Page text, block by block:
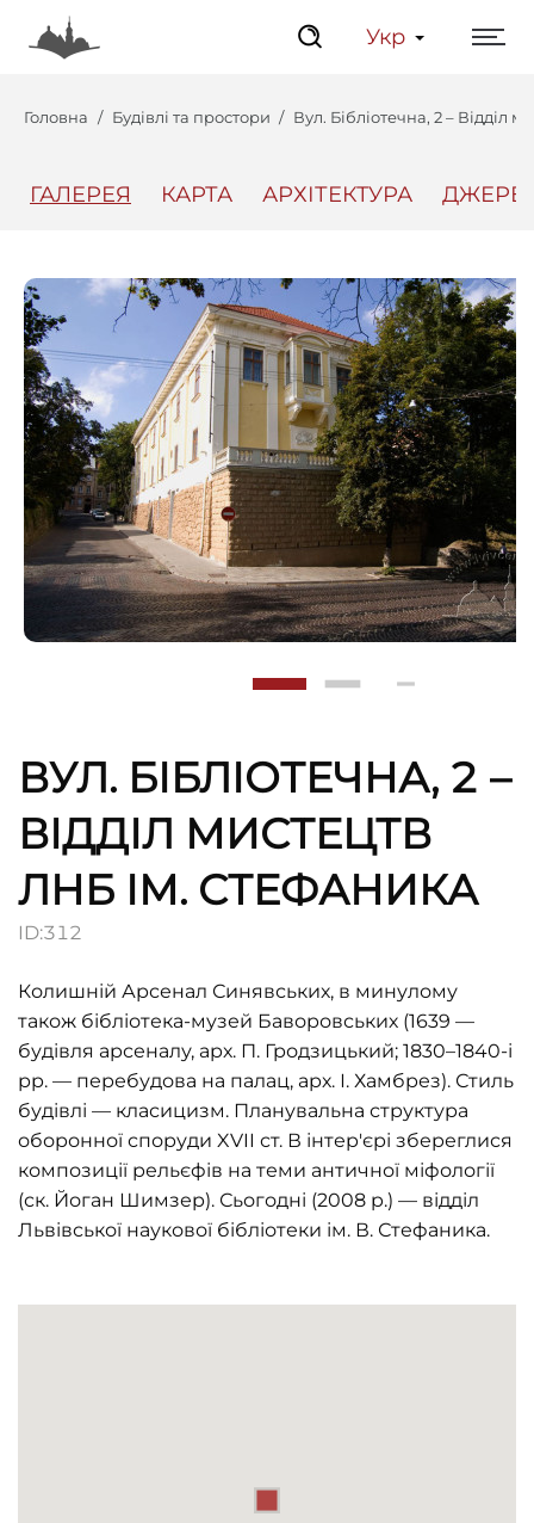
Укр
Головна Будівлі та простори Вул. Бібліотечна, 2 – Відділ
ГАЛЕРЕЯ КАРТА АРХІТЕКТУРА
ВУЛ. БІБЛІОТЕЧНА, 2 –
ВІДДІЛ МИСТЕЦТВ
ЛНБ ІМ. СТЕФАНИКА
ID:312
Колишній Арсенал Синявських, в минулому
також бібліотека-музей Баворовських (1639 —
будівля арсеналу, арх. П. Гродзицький; 1830–1840-і
рр. — перебудова на палац, арх. І. Хамбрез). Стиль
будівлі — класицизм. Планувальна структура
оборонної споруди XVII ст. В інтер'єрі збереглися
композиції рельєфів на теми античної міфології
(ск. Йоган Шимзер). Сьогодні (2008 p.) — відділ
Львівської наукової бiбліотеки ім. В. Стефаника.